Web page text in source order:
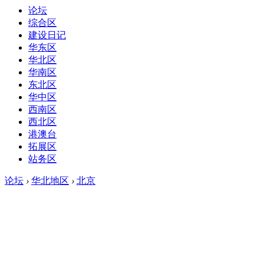
论坛
综合区
建设日记
华东区
华北区
华南区
东北区
华中区
西南区
西北区
港澳台
拓展区
站务区
论坛 › 华北地区 › 北京